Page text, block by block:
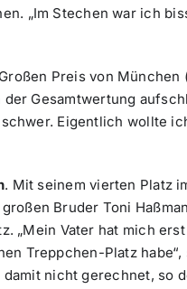
„Im Stechen war ich
Preis von München
der Gesamtwertung
Eigentlich wollte
. Mit seinem vierten Platz
Bruder Toni
„Mein Vater hat mich
Treppchen-Platz
nicht gerechnet, so